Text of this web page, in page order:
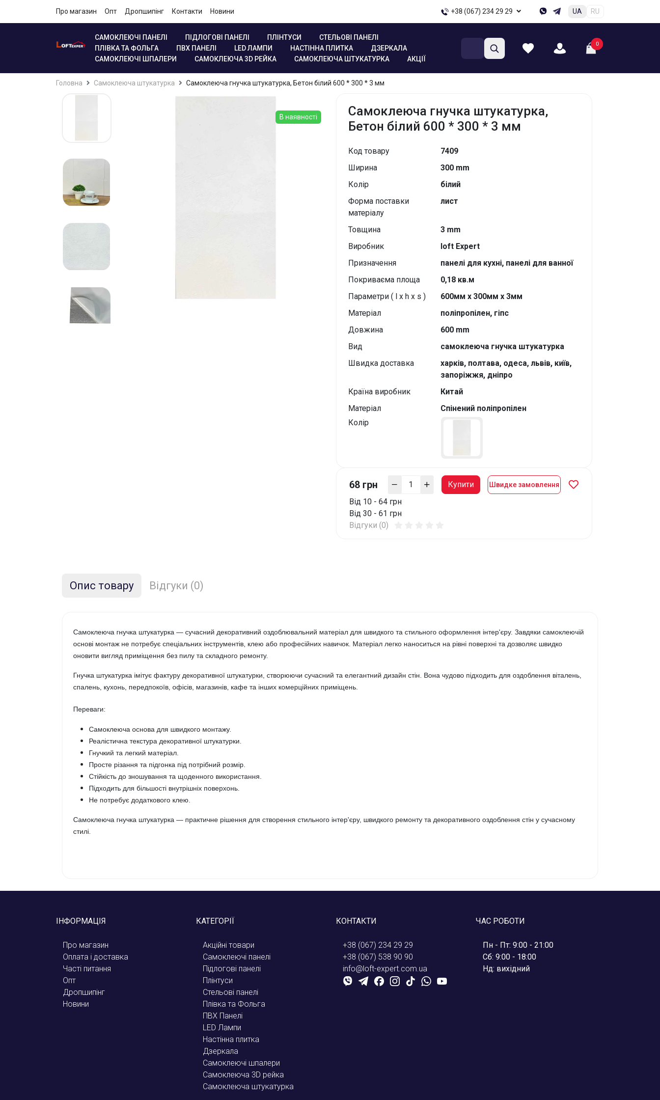
Про магазин Опт Дропшипінг Контакти Новини +38 (067) 234 29 29 UA RU
САМОКЛЕЮЧІ ПАНЕЛІ ПІДЛОГОВІ ПАНЕЛІ ПЛІНТУСИ
СТЕЛЬОВІ ПАНЕЛІ
ПЛІВКА ТА ФОЛЬГА
ПВХ ПАНЕЛІ LED ЛАМПИ НАСТІННА ПЛИТКА
ДЗЕРКАЛА
САМОКЛЕЮЧІ ШПАЛЕРИ
САМОКЛЕЮЧА 3D РЕЙКА САМОКЛЕЮЧА ШТУКАТУРКА АКЦІЇ
0
Головна Самоклеюча штукатурка Самоклеюча гнучка штукатурка, Бетон білий 600 * 300 * 3 мм
В наявності
Самоклеюча гнучка штукатурка,
Бетон білий 600 * 300 * 3 мм
Код товару
7409
Ширина
300 mm
Колір
білий
Форма поставки
матеріалу
лист
Товщина
3 mm
Виробник
loft Expert
Призначення
панелі для кухні, панелі для ванної
Покриваєма площа
0,18 кв.м
Параметри ( l x h x s )
600мм х 300мм х 3мм
Матеріал
поліпропілен, гіпс
Довжина
600 mm
Вид
самоклеюча гнучка штукатурка
Швидка доставка
харків, полтава, одеса, львів, київ,
запоріжжя, дніпро
Країна виробник
Китай
Матеріал
Спінений поліпропілен
Колір
68 грн Купити Швидке замовлення
Від 10 - 64 грн
Від 30 - 61 грн
Відгуки (0)
Опис товару Відгуки (0)
Самоклеюча гнучка штукатурка — сучасний декоративний оздоблювальний матеріал для швидкого та стильного оформлення інтер'єру. Завдяки самоклеючій
основі монтаж не потребує спеціальних інструментів, клею або професійних навичок. Матеріал легко наноситься на рівні поверхні та дозволяє швидко
оновити вигляд приміщення без пилу та складного ремонту.
Гнучка штукатурка імітує фактуру декоративної штукатурки, створюючи сучасний та елегантний дизайн стін. Вона чудово підходить для оздоблення віталень,
спалень, кухонь, передпокоїв, офісів, магазинів, кафе та інших комерційних приміщень.
Переваги:
Самоклеюча основа для швидкого монтажу.
Реалістична текстура декоративної штукатурки.
Гнучкий та легкий матеріал.
Просте різання та підгонка під потрібний розмір.
Стійкість до зношування та щоденного використання.
Підходить для більшості внутрішніх поверхонь.
Не потребує додаткового клею.
Самоклеюча гнучка штукатурка — практичне рішення для створення стильного інтер'єру, швидкого ремонту та декоративного оздоблення стін у сучасному
стилі.
ІНФОРМАЦІЯ
Про магазин
Оплата і доставка
Часті питання
Опт
Дропшипінг
Новини
КАТЕГОРІЇ
Акційні товари
Самоклеючі панелі
Підлогові панелі
Плінтуси
Стельові панелі
Плівка та Фольга
ПВХ Панелі
LED Лампи
Настінна плитка
Дзеркала
Самоклеючі шпалери
Самоклеюча 3D рейка
Самоклеюча штукатурка
КОНТАКТИ
+38 (067) 234 29 29
+38 (067) 538 90 90
info@loft-expert.com.ua
ЧАС РОБОТИ
Пн - Пт: 9:00 - 21:00
Сб: 9:00 - 18:00
Нд: вихідний